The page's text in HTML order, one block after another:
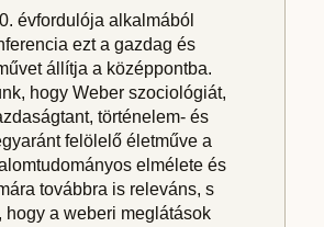
évfordulója alkalmából
ezt a gazdag és
állítja a középpontba.
hogy Weber szociológiát,
történelem- és
felölelő életműve a
elmélete és
továbbra is releváns, s
hogy a weberi meglátások